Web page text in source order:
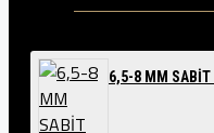
6,5-8 MM SABİT